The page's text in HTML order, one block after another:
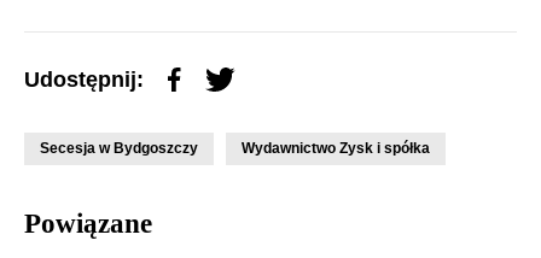
Udostępnij:
Secesja w Bydgoszczy Wydawnictwo Zysk i spółka
Powiązane